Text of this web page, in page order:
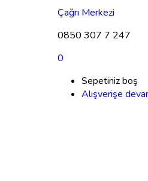
Çağrı Merkezi
0850 307 7 247
0
Sepetiniz boş
Alışverişe